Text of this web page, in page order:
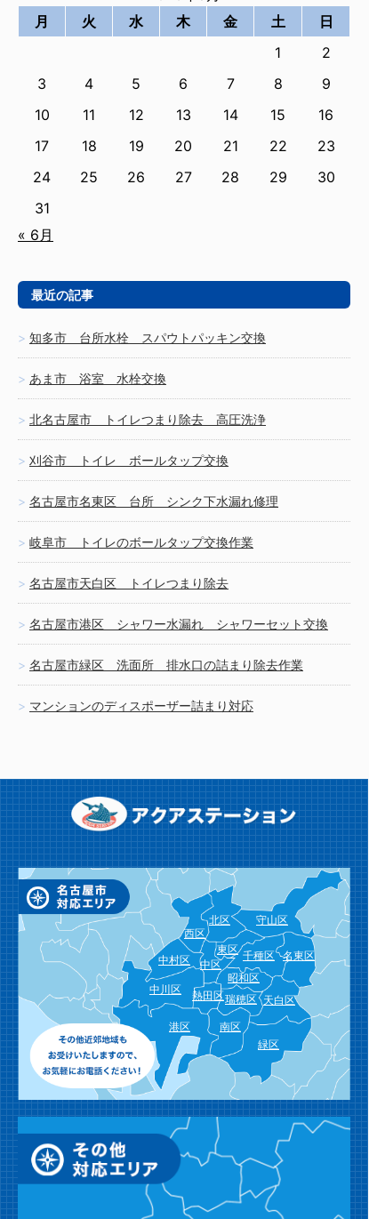
月
火 水 木 金 土
日
1
2
3
4 5 6 7 8
9
10
11 12 13 14 15
16
17
18 19 20 21 22
23
24
25 26 27 28 29
30
31
« 6月
最近の記事
知多市 台所水栓 スパウトパッキン交換
あま市 浴室 水栓交換
北名古屋市 トイレつまり除去 高圧洗浄
刈谷市 トイレ ボールタップ交換
名古屋市名東区 台所 シンク下水漏れ修理
岐阜市 トイレのボールタップ交換作業
名古屋市天白区 トイレつまり除去
名古屋市港区 シャワー水漏れ シャワーセット交換
名古屋市緑区 洗面所 排水口の詰まり除去作業
マンションのディスポーザー詰まり対応
北区
西区
守山区
東区 名東区
千種区
中区
中村区
昭和区
天白区
瑞穂区
熱田区
中川区
緑区
南区
港区